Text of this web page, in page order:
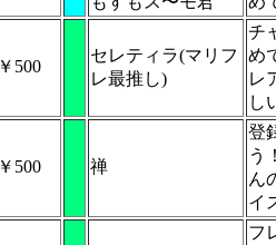
￥500
セレティラ(マリフ
レ最推し)
チ
め
レ
し
￥500 禅
登
う
ん
イ
フ